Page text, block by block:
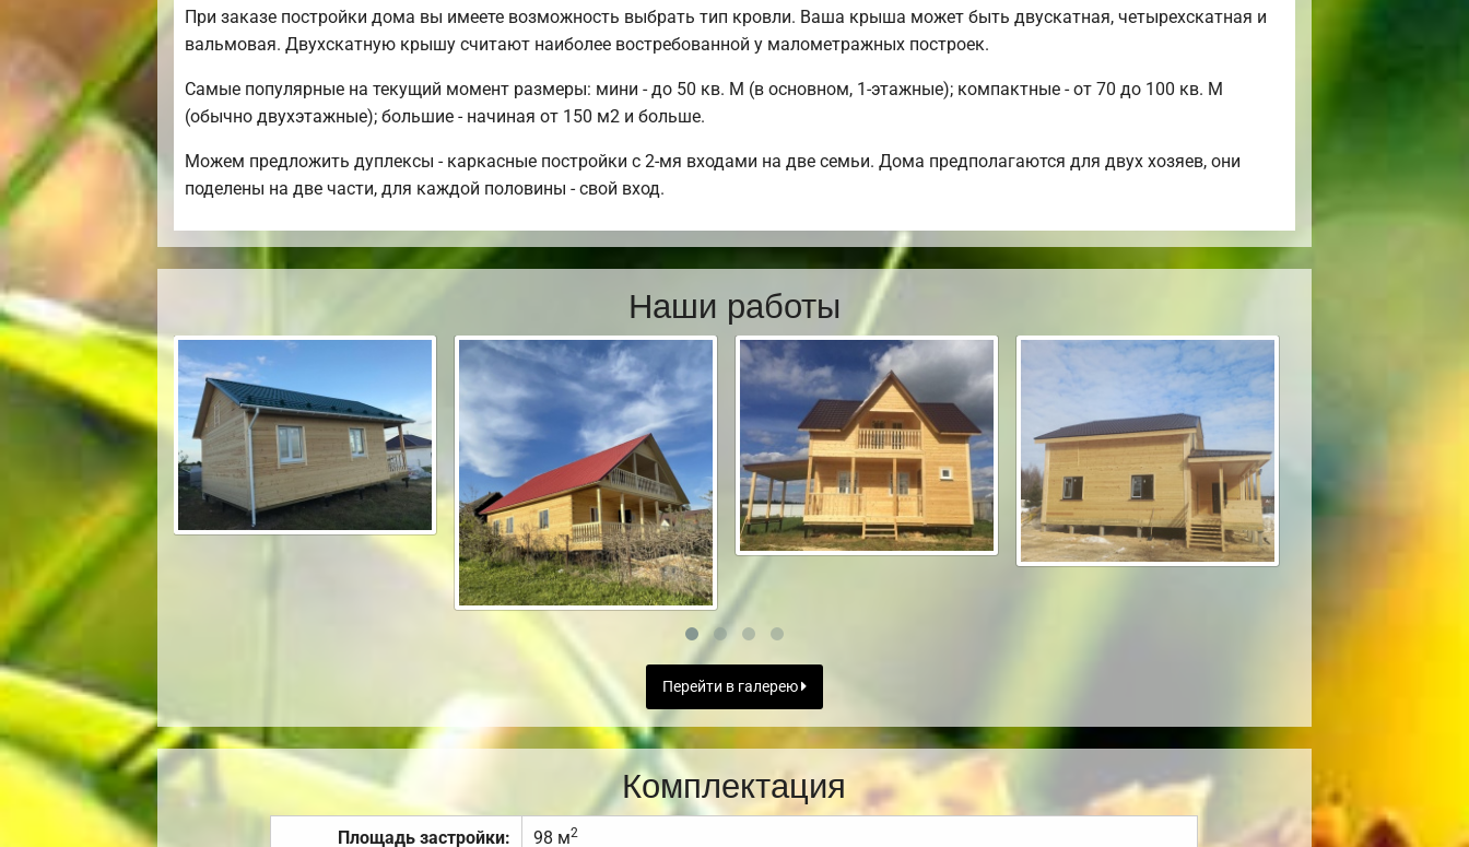
При заказе постройки дома вы имеете возможность выбрать тип кровли. Ваша крыша может быть двускатная, четырехскатная и
вальмовая. Двухскатную крышу считают наиболее востребованной у малометражных построек.
Самые популярные на текущий момент размеры: мини - до 50 кв. М (в основном, 1-этажные); компактные - от 70 до 100 кв. М
(обычно двухэтажные); большие - начиная от 150 м2 и больше.
Можем предложить дуплексы - каркасные постройки с 2-мя входами на две семьи. Дома предполагаются для двух хозяев, они
поделены на две части, для каждой половины - свой вход.
Наши работы
Перейти в галерею
Комплектация
Площадь застройки: 98 м2